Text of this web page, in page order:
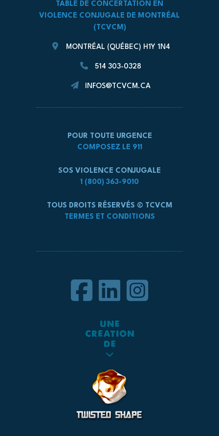
TABLE DE CONCERTATION EN
VIOLENCE CONJUGALE DE MONTRÉAL
(TCVCM)
MONTRÉAL (QUÉBEC) H1Y 1N4
514 303-0328
INFOS@TCVCM.CA
POUR TOUTE URGENCE
COMPOSEZ LE 911
SOS VIOLENCE CONJUGALE
1 (800) 363-9010
TOUS DROITS RÉSERVÉS © TCVCM
TERMES ET CONDITIONS